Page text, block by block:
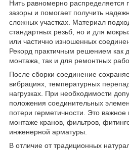
Нить равномерно распределяется
зазоры и помогает получить
сложных участках. Материал
стандартных резьб, но и для
или частично изношенных
Рекорд практичным решением как
монтажа, так и для ремонтных
После сборки соединение
вибрациях, температурных
нагрузках. При необходимости
положения соединительных
потери герметичности. Это
монтаже кранов, фильтров,
инженерной арматуры.
В отличие от традиционных